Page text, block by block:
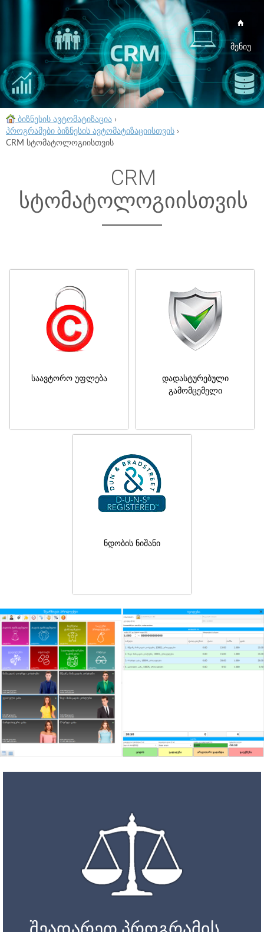
მენიუ
ბიზნესის ავტომატიზაცია ›
პროგრამები ბიზნესის ავტომატიზაციისთვის ›
CRM სტომატოლოგიისთვის
CRM
სტომატოლოგიისთვის
საავტორო უფლება
დადასტურებული
გამომცემელი
ნდობის ნიშანი